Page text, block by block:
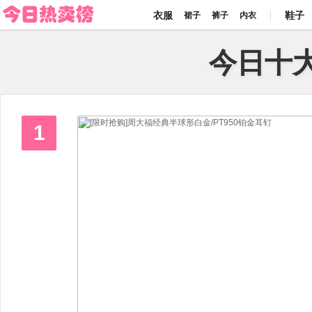
今日热卖榜
衣服 裙子 裤子 内衣 鞋子
今日十
1